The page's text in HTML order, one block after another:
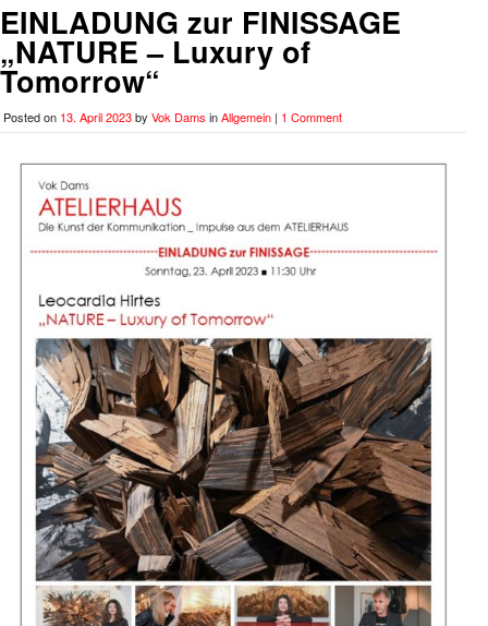
EINLADUNG zur FINISSAGE
„NATURE – Luxury of
Tomorrow“
Posted on 13. April 2023by Vok Dams inAllgemein | 1 Comment